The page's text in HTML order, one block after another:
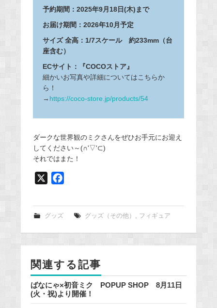
予約期間：2025年9月18日(木)まで
お届け期間：2026年10月予定
サイズ 全高：1/7スケール 約233mm（台
座含む）
ECサイト：『COCOストア』
細かいお写真や詳細についてはこちらか
ら！
→ https://coco-store.jp/products/54
ダークな世界観のミクさんをぜひお手元にお迎え
してください～(∩'▽'⊂)
それではまた！
k
グッズ グッズ（その他） , フィギュア
関連する記事
ばなにゃ×初音ミク POPUP SHOP 8月11日
(火・祝)より開催！